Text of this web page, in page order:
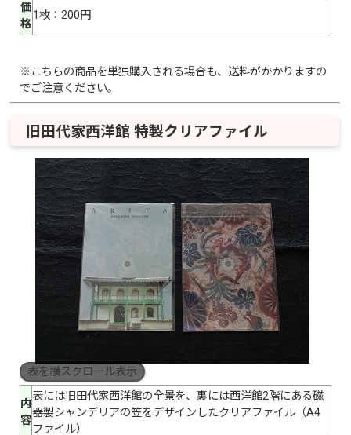
価
格
1枚：200円
※こちらの商品を単独購入される場合も、送料がかかりますの
でご注意ください。
旧田代家西洋館 特製クリアファイル
表を横スクロール表示
内
容
表には旧田代家西洋館の全景を、裏には西洋館2階にある磁
器製シャンデリアの笠をデザインしたクリアファイル（A4
ファイル）